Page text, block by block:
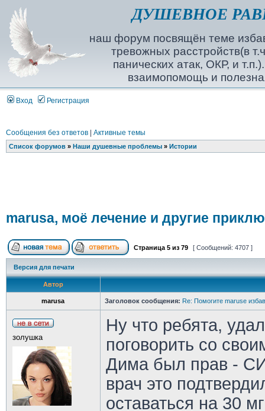
ДУШЕВНОЕ
наш форум посвящён теме
тревожных расстройств(в
панических атак, ОКР, и
взаимопомощь и
Вход Регистрация
Сообщения без ответов| Активные темы
Список форумов» Наши душевные проблемы» Истории
marusa, моё лечение и другие
Страница 5из 79 [ Сообщений: 4707 ]
Версия для печати
Автор
marusa Заголовок сообщения: Re: Помогите maruse
золушка
Ну что ребята,
поговорить со
Дима был прав -
врач это
оставаться на 30